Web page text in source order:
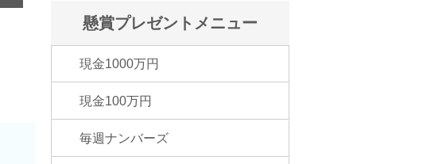
懸賞プレゼントメニュー
現金1000万円
現金100万円
毎週ナンバーズ